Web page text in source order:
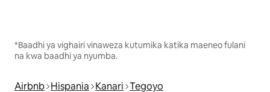
*Baadhi ya vighairi vinaweza kutumika katika maeneo fulani
na kwa baadhi ya nyumba.
Airbnb Hispania Kanari Tegoyo